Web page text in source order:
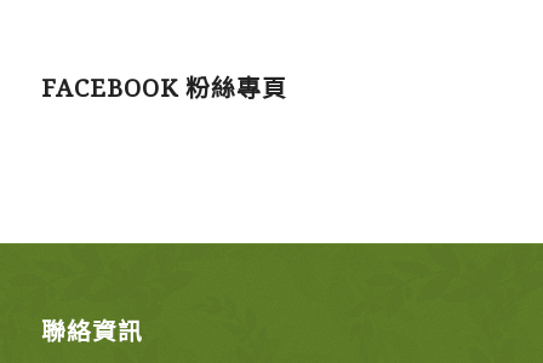
FACEBOOK 粉絲專頁
聯絡資訊